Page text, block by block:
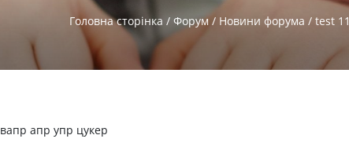
Головна сторінка / Форум/ Новини форума / test 11
вапр апр упр цукер